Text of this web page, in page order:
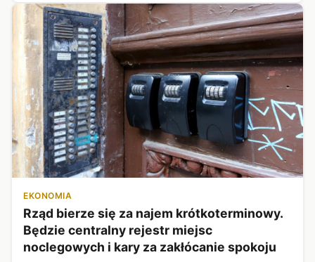
EKONOMIA
Rząd bierze się za najem krótkoterminowy.
Będzie centralny rejestr miejsc
noclegowych i kary za zakłócanie spokoju